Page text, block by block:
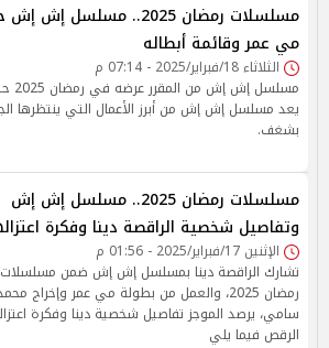
مسلسلات رمضان 2025.. مسلسل إش
مي عمر وقائمة أبطاله
الثلاثاء 18/فبراير/2025 - 07:14 م
مسلسل إش
يعد مسلسل إش إش من أبرز الأعمال التي ينتظرها
بشغف.
مسلسلات رمضان 2025.. مسلسل إش إش
وتفاصيل شخصية الراقصة دينا وفكرة
الإثنين 17/فبراير/2025 - 01:56 م
تشارك الراقصة دينا بمسلسل إش إش ضمن مسلسلات
رمضان 2025، والعمل من بطولة مي عمر وإخراج
سامي، يرصد الموجز تفاصيل شخصية دينا وفكرة
الرقص فيما يلي